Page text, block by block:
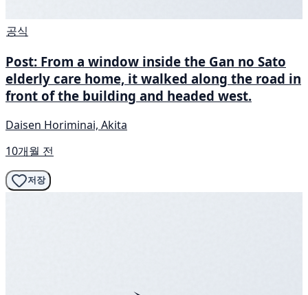
공식
Post: From a window inside the Gan no Sato
elderly care home, it walked along the road in
front of the building and headed west.
Daisen Horiminai, Akita
10개월 전
저장